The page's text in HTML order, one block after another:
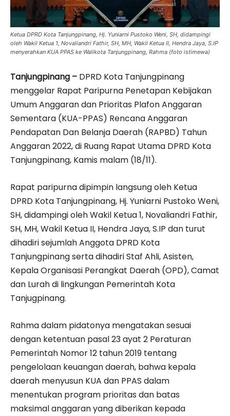
Ketua DPRD Kota Tanjungpinang, Hj. Yuniarni Pustoko Weni, SH, didampingi
oleh Wakil Ketua 1, Novaliandri Fathir, SH, MH, Wakil Ketua II, Hendra Jaya, S.IP
menyerahkan KUA PPAS ke Walikota Tanjungpinang, Rahma (foto istimewa)
Tanjungpinang – DPRD Kota Tanjungpinang
menggelar Rapat Paripurna Penetapan Kebijakan
Umum Anggaran dan Prioritas Plafon Anggaran
Sementara (KUA-PPAS) Rencana Anggaran
Pendapatan Dan Belanja Daerah (RAPBD) Tahun
Anggaran 2022, di Ruang Rapat Utama DPRD Kota
Tanjungpinang, Kamis malam (18/11).
Rapat paripurna dipimpin langsung oleh Ketua
DPRD Kota Tanjungpinang, Hj. Yuniarni Pustoko Weni,
SH, didampingi oleh Wakil Ketua 1, Novaliandri Fathir,
SH, MH, Wakil Ketua II, Hendra Jaya, S.IP dan turut
dihadiri sejumlah Anggota DPRD Kota
Tanjungpinang serta dihadiri Staf Ahli, Asisten,
Kepala Organisasi Perangkat Daerah (OPD), Camat
dan Lurah di lingkungan Pemerintah Kota
Tanjugpinang.
Rahma dalam pidatonya mengatakan sesuai
dengan ketentuan pasal 23 ayat 2 Peraturan
Pemerintah Nomor 12 tahun 2019 tentang
pengelolaan keuangan daerah, bahwa kepala
daerah menyusun KUA dan PPAS dalam
menentukan program prioritas dan batas
maksimal anggaran yang diberikan kepada